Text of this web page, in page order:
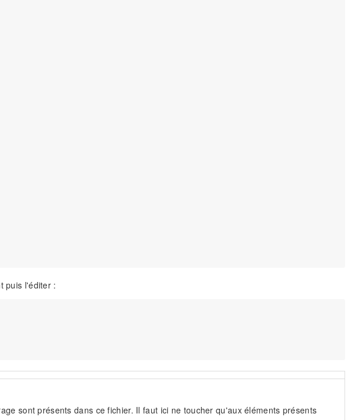
puis l'éditer :
sont présents dans ce fichier. Il faut ici ne toucher qu'aux éléments présents